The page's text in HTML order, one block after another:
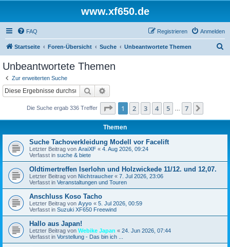
www.xf650.de
FAQ Anmelden
Registrieren
Startseite Foren-Übersicht Suche Unbeantwortete Themen
Unbeantwortete Themen
Zur erweiterten Suche
Suche
Die Suche ergab 336 Treffer Seite 1von
1 2 3 4 5 7
Themen
Suche Tachoverkleidung Modell vor Facelift
Letzter Beitrag von AraiXF « 4. Aug 2026, 09:24
Verfasst in suche & biete
Oldtimertreffen Iserlohn und Holzwickede 11/12. und 12,07.
Letzter Beitrag von Nichtraucher « 7. Jul 2026, 23:06
Verfasst in Veranstaltungen und Touren
Anschluss Koso Tacho
Letzter Beitrag von Ayyo « 5. Jul 2026, 00:59
Verfasst in Suzuki XF650 Freewind
Hallo aus Japan!
Letzter Beitrag von Webike Japan « 24. Jun 2026, 07:44
Verfasst in Vorstellung - Das bin ich ...